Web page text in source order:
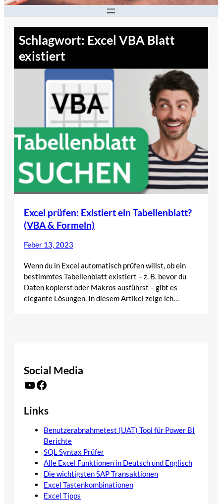
Schlagwort: Excel VBA Blatt
existiert
Excel prüfen: Existiert ein Tabellenblatt?
(VBA & Formeln)
Feber 13, 2023
Wenn du in Excel automatisch prüfen willst, ob ein
bestimmtes Tabellenblatt existiert – z. B. bevor du
Daten kopierst oder Makros ausführst – gibt es
elegante Lösungen. In diesem Artikel zeige ich…
Social Media
YouTube Facebook
Links
Benutzerabnahmetest (UAT) Tool für Power BI
Berichte
SQL Syntax Prüfer
Alle Excel Funktionen in Deutsch und Englisch
Die wichtigsten SAP Transaktionen
Excel Tastenkombinationen
Excel Tipps